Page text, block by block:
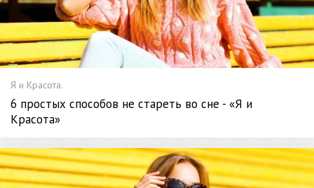
Я и Красота.
6 простых способов не стареть во сне - «Я и
Красота»